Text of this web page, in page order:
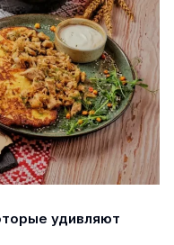
удивляют